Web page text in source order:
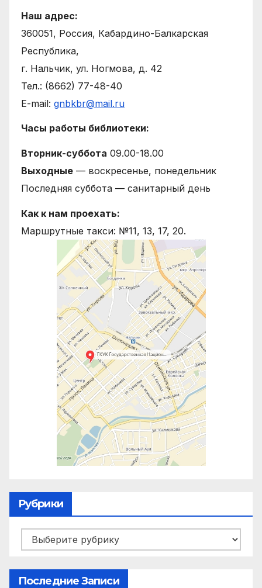
Наш адрес:
360051, Россия, Кабардино-Балкарская
Республика,
г. Нальчик, ул. Ногмова, д. 42
Тел.: (8662) 77-48-40
E-mail: gnbkbr@mail.ru
Часы работы библиотеки:
Вторник-суббота 09.00-18.00
Выходные — воскресенье, понедельник
Последняя суббота — санитарный день
Как к нам проехать:
Маршрутные такси: №11, 13, 17, 20.
Рубрики
Рубрики
Последние Записи